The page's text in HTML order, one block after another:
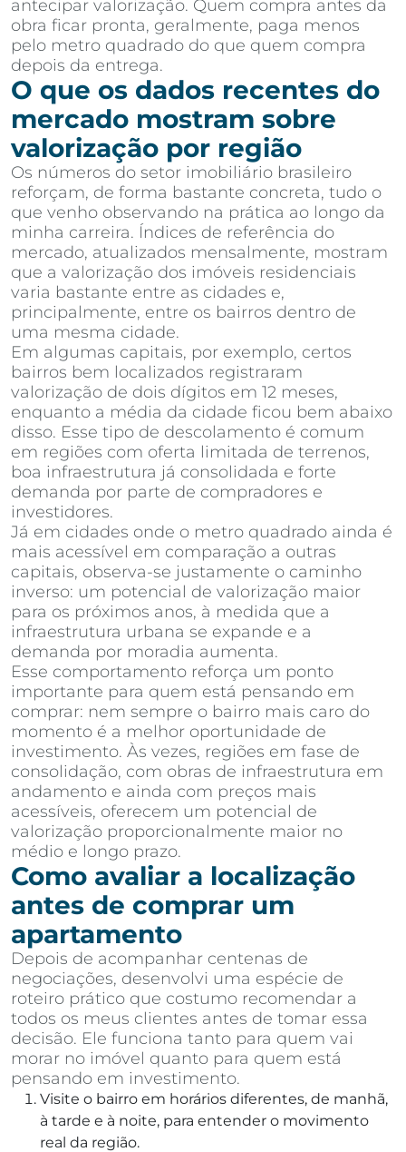
antecipar valorização. Quem compra antes da
obra ficar pronta, geralmente, paga menos
pelo metro quadrado do que quem compra
depois da entrega.
O que os dados recentes do
mercado mostram sobre
valorização por região
Os números do setor imobiliário brasileiro
reforçam, de forma bastante concreta, tudo o
que venho observando na prática ao longo da
minha carreira. Índices de referência do
mercado, atualizados mensalmente, mostram
que a valorização dos imóveis residenciais
varia bastante entre as cidades e,
principalmente, entre os bairros dentro de
uma mesma cidade.
Em algumas capitais, por exemplo, certos
bairros bem localizados registraram
valorização de dois dígitos em 12 meses,
enquanto a média da cidade ficou bem abaixo
disso. Esse tipo de descolamento é comum
em regiões com oferta limitada de terrenos,
boa infraestrutura já consolidada e forte
demanda por parte de compradores e
investidores.
Já em cidades onde o metro quadrado ainda é
mais acessível em comparação a outras
capitais, observa-se justamente o caminho
inverso: um potencial de valorização maior
para os próximos anos, à medida que a
infraestrutura urbana se expande e a
demanda por moradia aumenta.
Esse comportamento reforça um ponto
importante para quem está pensando em
comprar: nem sempre o bairro mais caro do
momento é a melhor oportunidade de
investimento. Às vezes, regiões em fase de
consolidação, com obras de infraestrutura em
andamento e ainda com preços mais
acessíveis, oferecem um potencial de
valorização proporcionalmente maior no
médio e longo prazo.
Como avaliar a localização
antes de comprar um
apartamento
Depois de acompanhar centenas de
negociações, desenvolvi uma espécie de
roteiro prático que costumo recomendar a
todos os meus clientes antes de tomar essa
decisão. Ele funciona tanto para quem vai
morar no imóvel quanto para quem está
pensando em investimento.
Visite o bairro em horários diferentes, de manhã,
à tarde e à noite, para entender o movimento
real da região.